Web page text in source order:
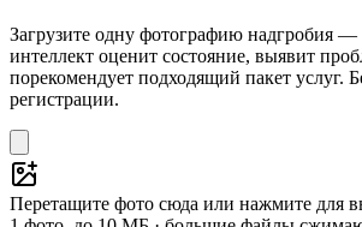
Загрузите одну фотографию надгробия —
интеллект оценит состояние, выявит
порекомендует подходящий пакет услуг.
регистрации.
Перетащите фото сюда или нажмите для